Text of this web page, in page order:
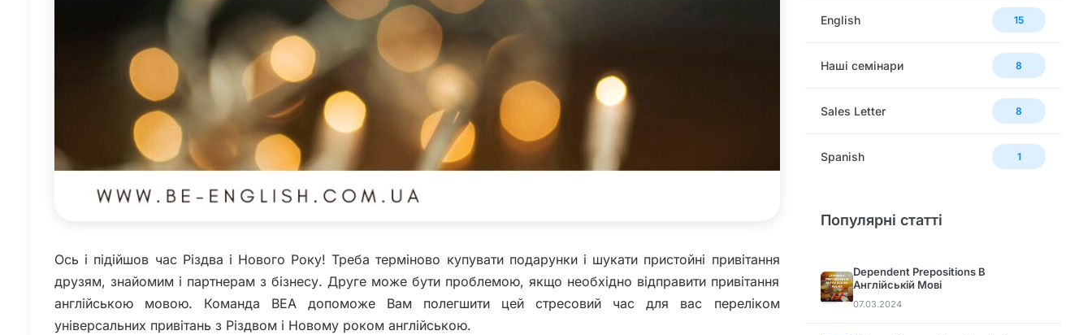
Ось і підійшов час Різдва і Нового Року! Треба терміново купувати подарунки і шукати пристойні привітання
друзям, знайомим і партнерам з бізнесу. Друге може бути проблемою, якщо необхідно відправити привітання
англійською мовою. Команда BEA допоможе Вам полегшити цей стресовий час для вас переліком
універсальних привітань з Різдвом і Новому роком англійською.
English 15
Наші семінари 8
Sales Letter 8
Spanish 1
Популярні статті
Dependent Prepositions В
Англійській Мові
07.03.2024